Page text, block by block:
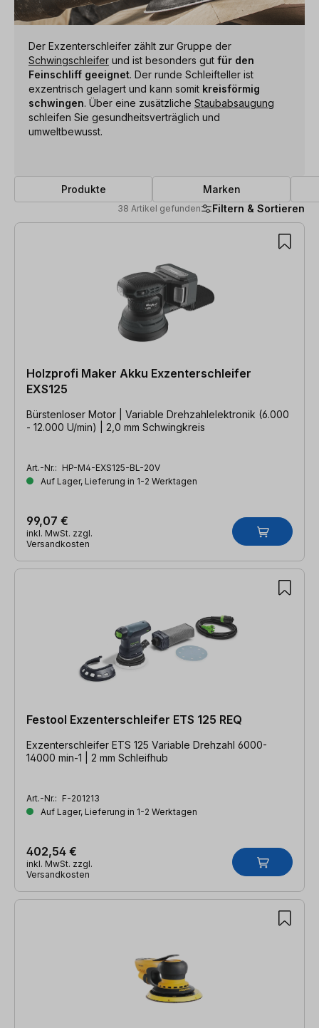
Der Exzenterschleifer zählt zur Gruppe der
Schwingschleifer und ist besonders gut für den
Feinschliff geeignet. Der runde Schleifteller ist
exzentrisch gelagert und kann somit kreisförmig
schwingen. Über eine zusätzliche Staubabsaugung
schleifen Sie gesundheitsverträglich und
umweltbewusst.
Produkte Marken
38 Artikel gefunden Filtern & Sortieren
38 Artikel gefunden
Holzprofi Maker Akku Exzenterschleifer
EXS125
Bürstenloser Motor | Variable Drehzahlelektronik (6.000
- 12.000 U/min) | 2,0 mm Schwingkreis
Art.-Nr.: HP-M4-EXS125-BL-20V
Auf Lager, Lieferung in 1-2 Werktagen
99,07 €
inkl. MwSt. zzgl.
Versandkosten
Festool Exzenterschleifer ETS 125 REQ
Exzenterschleifer ETS 125 Variable Drehzahl 6000-
14000 min-1 | 2 mm Schleifhub
Art.-Nr.: F-201213
Auf Lager, Lieferung in 1-2 Werktagen
402,54 €
inkl. MwSt. zzgl.
Versandkosten